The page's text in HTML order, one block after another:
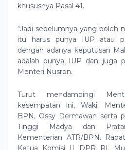
khususnya Pasal 41.
“Jadi sebelumnya yang boleh
itu harus punya IUP atau
dengan adanya keputusan
adalah punya IUP dan juga
Menteri Nusron.
Turut mendampingi
kesempatan ini, Wakil
BPN, Ossy Dermawan serta
Tinggi Madya dan
Kementerian ATR/BPN.
Ketua Komisi II DPR RI,